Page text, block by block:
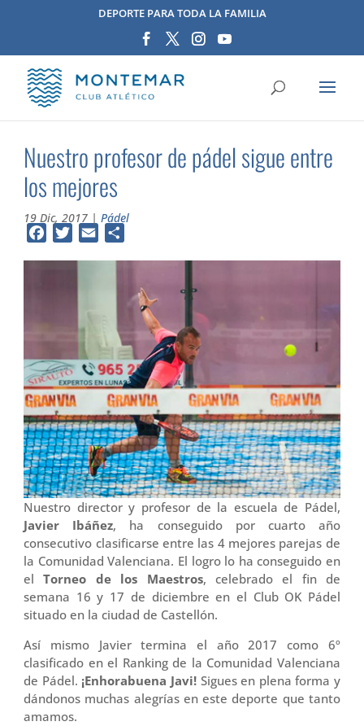
DEPORTE PARA TODA LA FAMILIA
Nuestro profesor de pádel sigue entre
los mejores
19 Dic, 2017 |Pádel
FacebookTwitterEmail
Nuestro director y profesor de la escuela de Pádel,
Javier Ibáñez, ha conseguido por cuarto año
consecutivo clasificarse entre las 4 mejores parejas de
la Comunidad Valenciana. El logro lo ha conseguido en
elTorneo de los Maestros, celebrado el fin de
semana 16 y 17 de diciembre en el Club OK Pádel
situado en la ciudad de Castellón.
Así mismo Javier termina el año 2017 como 6º
clasificado en el Ranking de la Comunidad Valenciana
de Pádel. ¡Enhorabuena Javi!Sigues en plena forma y
dándonos muchas alegrías en este deporte que tanto
amamos.